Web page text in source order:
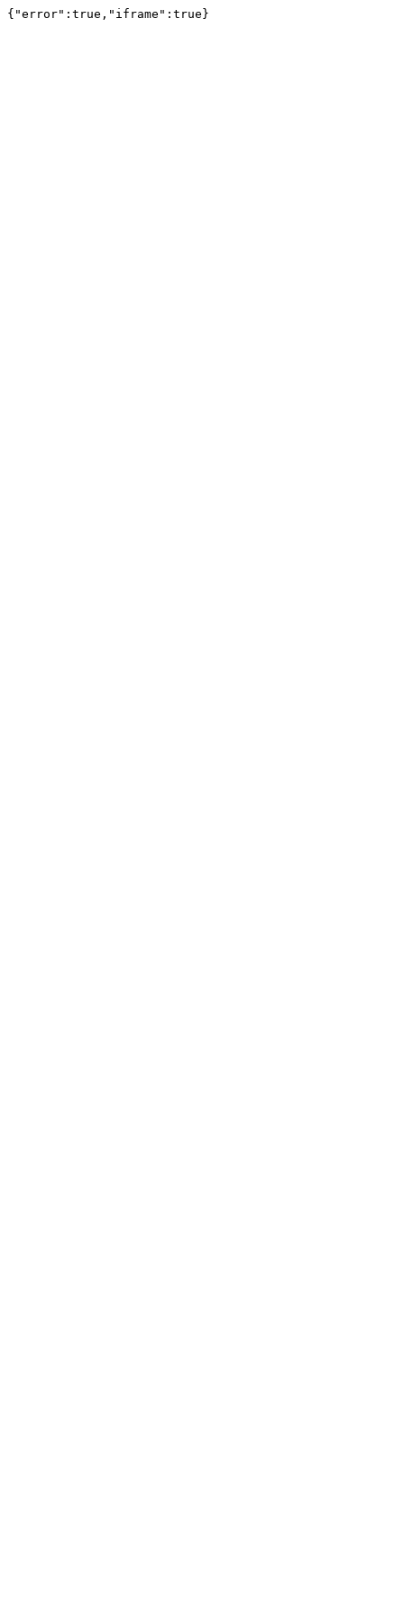
{"error":true,"iframe":true}